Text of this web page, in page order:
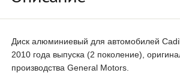
Диск алюминиевый для автомобилей
2010 года выпуска (2 поколение),
производства General Motors.